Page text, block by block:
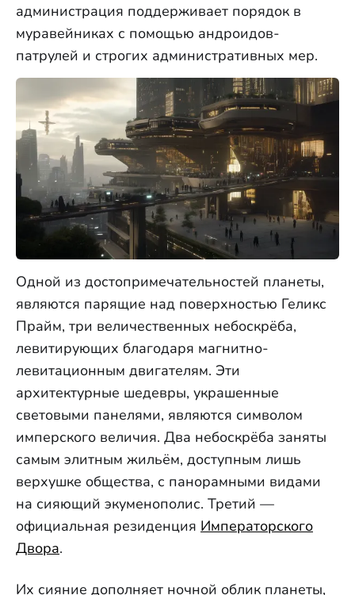
администрация поддерживает порядок в
муравейниках с помощью андроидов-
патрулей и строгих административных мер.
Одной из достопримечательностей планеты,
являются парящие над поверхностью Геликс
Прайм, три величественных небоскрёба,
левитирующих благодаря магнитно-
левитационным двигателям. Эти
архитектурные шедевры, украшенные
световыми панелями, являются символом
имперского величия. Два небоскрёба заняты
самым элитным жильём, доступным лишь
верхушке общества, с панорамными видами
на сияющий экуменополис. Третий —
официальная резиденция Императорского
Двора.
Их сияние дополняет ночной облик планеты,